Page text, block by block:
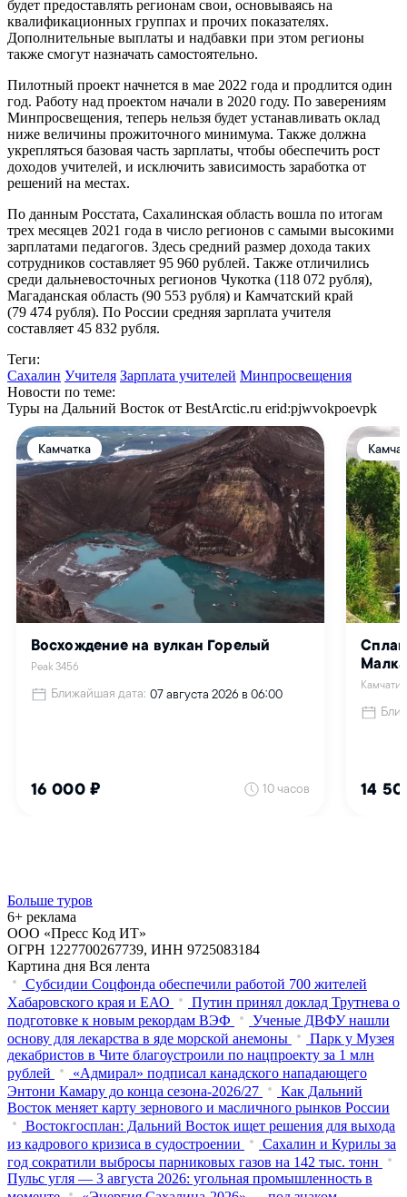
будет предоставлять регионам свои, основываясь на
квалификационных группах и прочих показателях.
Дополнительные выплаты и надбавки при этом регионы
также смогут назначать самостоятельно.
Пилотный проект начнется в мае 2022 года и продлится один
год. Работу над проектом начали в 2020 году. По заверениям
Минпросвещения, теперь нельзя будет устанавливать оклад
ниже величины прожиточного минимума. Также должна
укрепляться базовая часть зарплаты, чтобы обеспечить рост
доходов учителей, и исключить зависимость заработка от
решений на местах.
По данным Росстата, Сахалинская область вошла по итогам
трех месяцев 2021 года в число регионов с самыми высокими
зарплатами педагогов. Здесь средний размер дохода таких
сотрудников составляет 95 960 рублей. Также отличились
среди дальневосточных регионов Чукотка (118 072 рубля),
Магаданская область (90 553 рубля) и Камчатский край
(79 474 рубля). По России средняя зарплата учителя
составляет 45 832 рубля.
Теги:
Сахалин Учителя Зарплата учителей Минпросвещения
Новости по теме:
Туры на Дальний Восток от BestArctic.ru erid:pjwvokpoevpk
Больше туров
6+ реклама
ООО «Пресс Код ИТ»
ОГРН 1227700267739, ИНН 9725083184
Картина дня Вся лента
Субсидии Соцфонда обеспечили работой 700 жителей
Хабаровского края и ЕАО
Путин принял доклад Трутнева о
подготовке к новым рекордам ВЭФ
Ученые ДВФУ нашли
основу для лекарства в яде морской анемоны
Парк у Музея
декабристов в Чите благоустроили по нацпроекту за 1 млн
рублей
«Адмирал» подписал канадского нападающего
Энтони Камару до конца сезона-2026/27
Как Дальний
Восток меняет карту зернового и масличного рынков России
Востокгосплан: Дальний Восток ищет решения для выхода
из кадрового кризиса в судостроении
Сахалин и Курилы за
год сократили выбросы парниковых газов на 142 тыс. тонн
Пульс угля — 3 августа 2026: угольная промышленность в